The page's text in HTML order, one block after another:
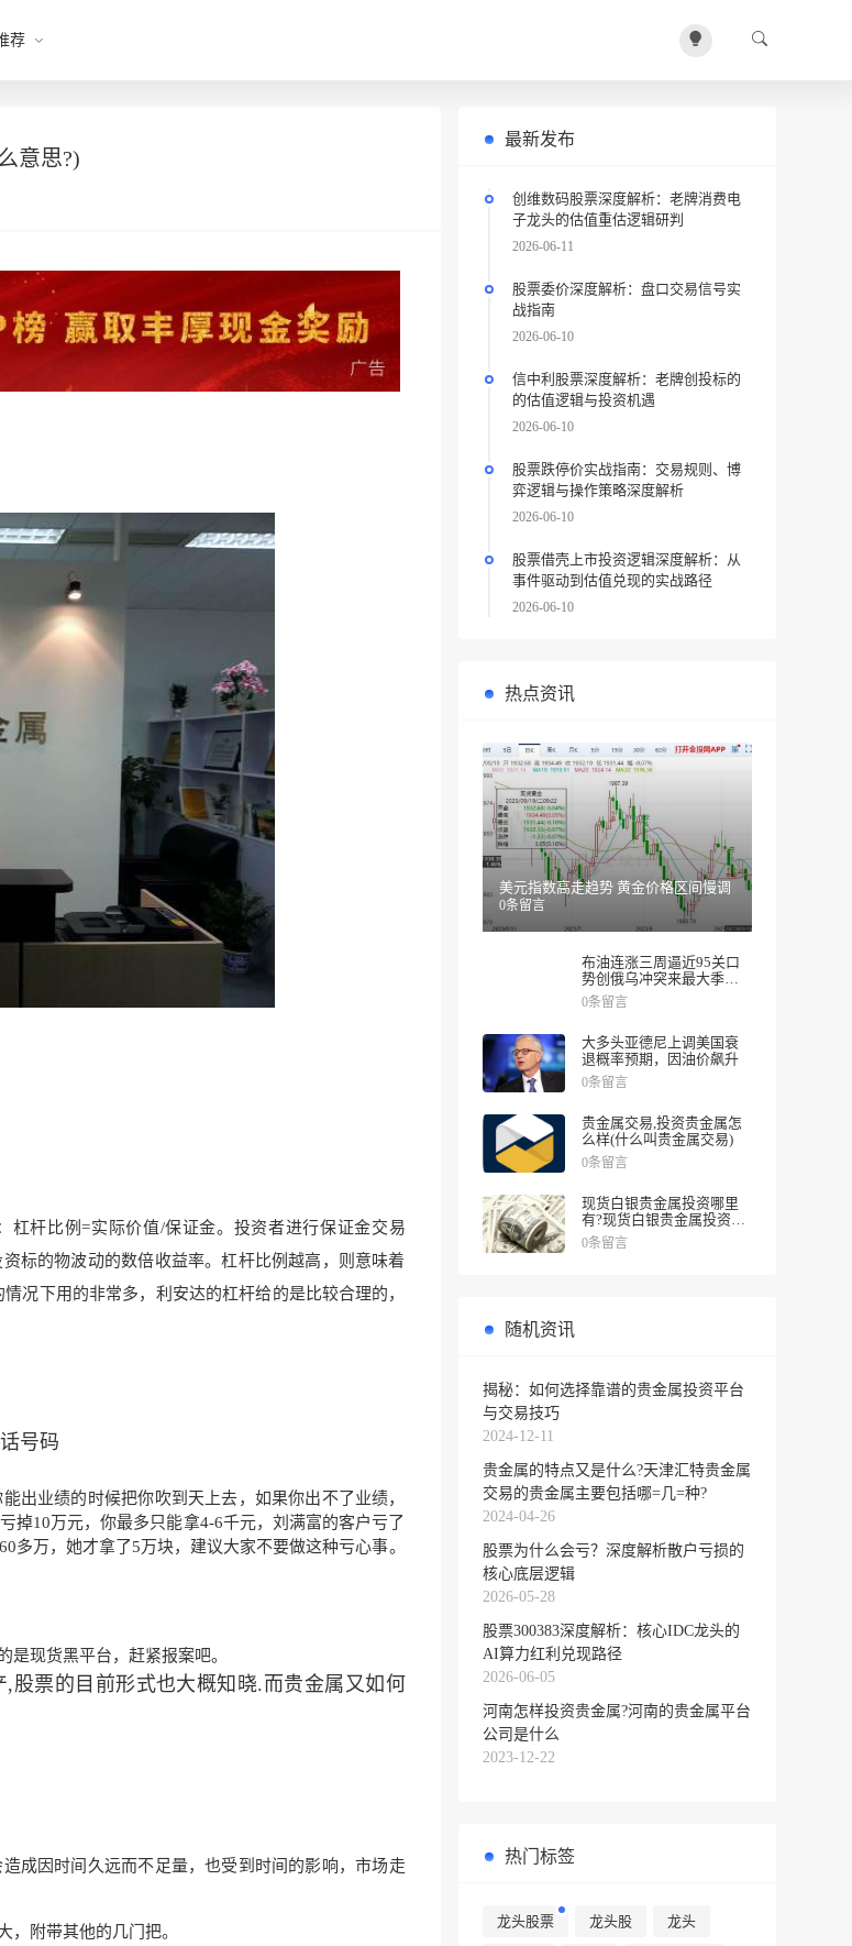
荐
意思?)
杠杆比例=实际价值/保证金。投资者进行保证金交易
标的物波动的数倍收益率。杠杆比例越高，则意味着
况下用的非常多，利安达的杠杆给的是比较合理的，
号码
出业绩的时候把你吹到天上去，如果你出不了业绩，
掉10万元，你最多只能拿4-6千元，刘满富的客户亏了
多万，她才拿了5万块，建议大家不要做这种亏心事。
现货黑平台，赶紧报案吧。
股票的目前形式也大概知晓.而贵金属又如何
成因时间久远而不足量，也受到时间的影响，市场走
，附带其他的几门把。
最新发布
创维数码股票深度解析：老牌消费电
子龙头的估值重估逻辑研判
2026-06-11
股票委价深度解析：盘口交易信号实
战指南
2026-06-10
信中利股票深度解析：老牌创投标的
的估值逻辑与投资机遇
2026-06-10
股票跌停价实战指南：交易规则、博
弈逻辑与操作策略深度解析
2026-06-10
股票借壳上市投资逻辑深度解析：从
事件驱动到估值兑现的实战路径
2026-06-10
热点资讯
美元指数高走趋势 黄金价格区间慢调
0条留言
布油连涨三周逼近95关口
势创俄乌冲突来最大季度
涨幅
0条留言
大多头亚德尼上调美国衰
退概率预期，因油价飙升
0条留言
贵金属交易,投资贵金属怎
么样(什么叫贵金属交易)
0条留言
现货白银贵金属投资哪里
有?现货白银贵金属投资被
诱导投资亏损
0条留言
随机资讯
揭秘：如何选择靠谱的贵金属投资平台
与交易技巧
2024-12-11
贵金属的特点又是什么?天津汇特贵金属
交易的贵金属主要包括哪=几=种?
2024-04-26
股票为什么会亏？深度解析散户亏损的
核心底层逻辑
2026-05-28
股票300383深度解析：核心IDC龙头的
AI算力红利兑现路径
2026-06-05
河南怎样投资贵金属?河南的贵金属平台
公司是什么
2023-12-22
热门标签
龙头股票 龙头股 龙头